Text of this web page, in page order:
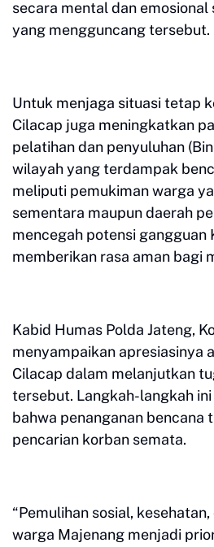
secara mental dan
yang mengguncang tersebut.
Untuk menjaga situasi tetap
Cilacap juga meningkatkan
pelatihan dan penyuluhan
wilayah yang terdampak
meliputi pemukiman warga
sementara maupun daerah
mencegah potensi gangguan
memberikan rasa aman bagi
Kabid Humas Polda Jateng,
menyampaikan apresiasinya
Cilacap dalam melanjutkan
tersebut. Langkah-langkah
bahwa penanganan bencana
pencarian korban semata.
“Pemulihan sosial,
warga Majenang menjadi